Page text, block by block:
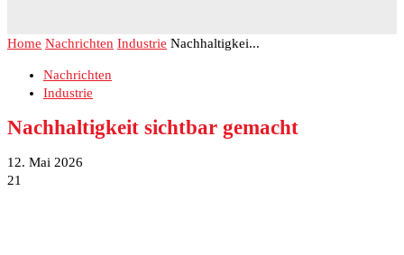
Home Nachrichten Industrie Nachhaltigkei...
Nachrichten
Industrie
Nachhaltigkeit sichtbar gemacht
12. Mai 2026
21